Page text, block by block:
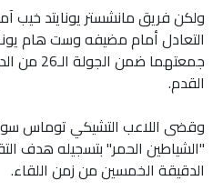
ولكن فريق مانشستر يونايتد
جمعتهما
القدم.
وقضى اللاعب التشيكي توماس
"الشياطين الحمر" بتسجيله هدف
الدقيقة الخمسين من زمن اللقاء.